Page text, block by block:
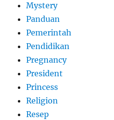
Mystery
Panduan
Pemerintah
Pendidikan
Pregnancy
President
Princess
Religion
Resep